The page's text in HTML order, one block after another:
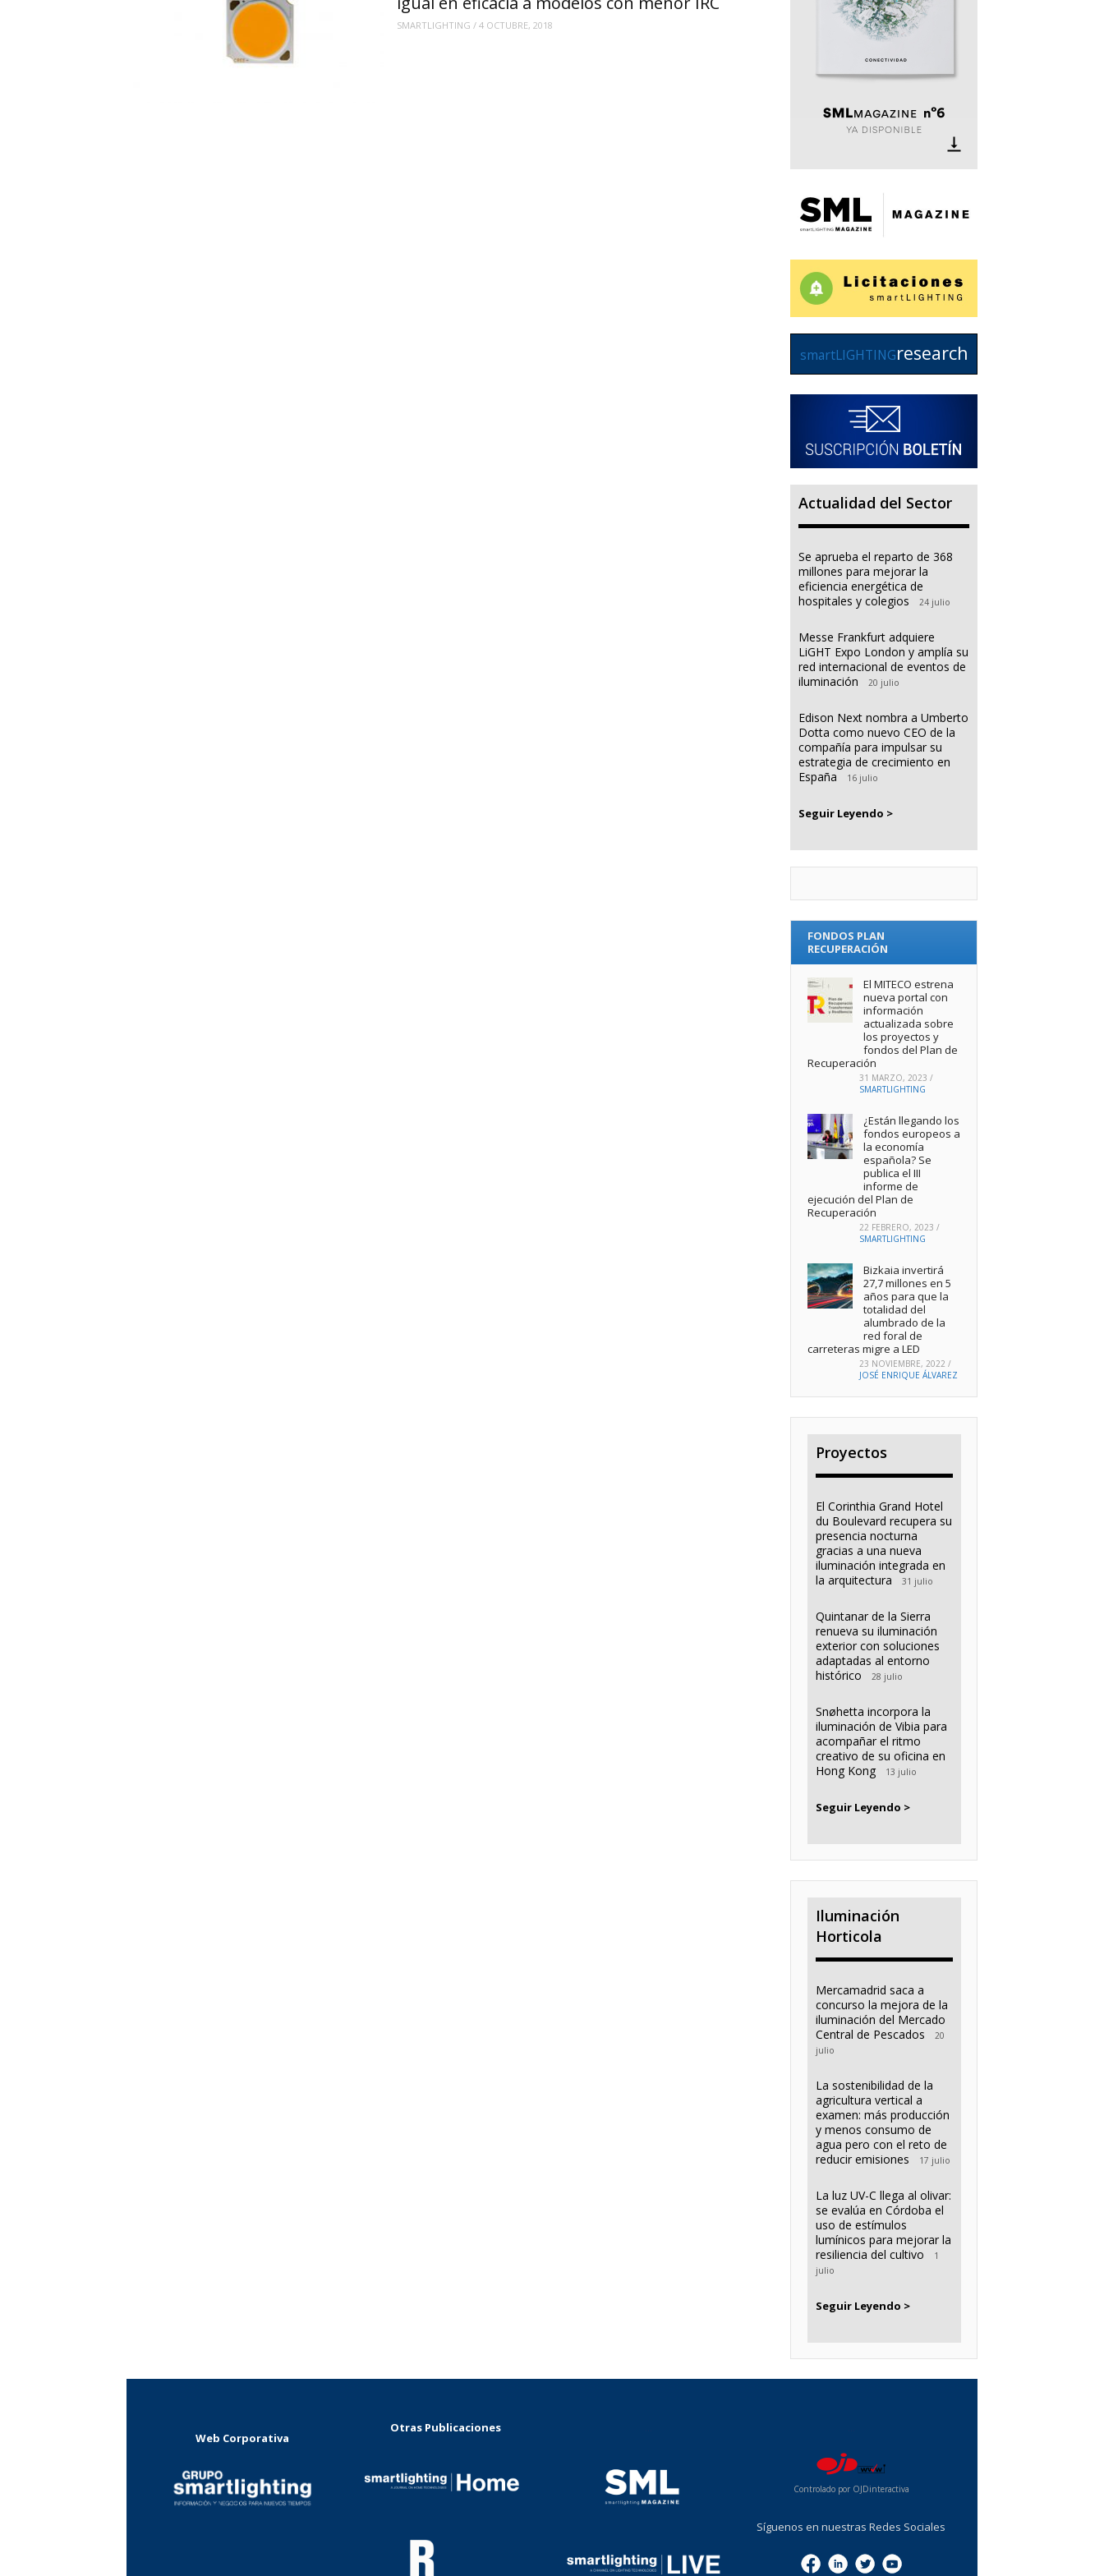
SMARTLIGHTING / 4 OCTUBRE, 2018
smartLIGHTINGresearch
Actualidad del Sector
Se aprueba el reparto de 368
millones para mejorar la
eficiencia energética de
hospitales y colegios
24 julio
Messe Frankfurt adquiere
LiGHT Expo London y amplía su
red internacional de eventos de
iluminación
20 julio
Edison Next nombra a Umberto
Dotta como nuevo CEO de la
compañía para impulsar su
estrategia de crecimiento en
España
16 julio
Seguir Leyendo >
FONDOS PLAN
RECUPERACIÓN
El MITECO estrena
nueva portal con
información
actualizada sobre
los proyectos y
fondos del Plan de
Recuperación
31 MARZO, 2023 /
SMARTLIGHTING
¿Están llegando los
fondos europeos a
la economía
española? Se
publica el III
informe de
ejecución del Plan de
Recuperación
22 FEBRERO, 2023 /
SMARTLIGHTING
Bizkaia invertirá
27,7 millones en 5
años para que la
totalidad del
alumbrado de la
red foral de
carreteras migre a LED
23 NOVIEMBRE, 2022 /
JOSÉ ENRIQUE ÁLVAREZ
Proyectos
El Corinthia Grand Hotel
du Boulevard recupera su
presencia nocturna
gracias a una nueva
iluminación integrada en
la arquitectura
31 julio
Quintanar de la Sierra
renueva su iluminación
exterior con soluciones
adaptadas al entorno
histórico
28 julio
Snøhetta incorpora la
iluminación de Vibia para
acompañar el ritmo
creativo de su oficina en
Hong Kong
13 julio
Seguir Leyendo >
Iluminación
Horticola
Mercamadrid saca a
concurso la mejora de la
iluminación del Mercado
Central de Pescados
20
julio
La sostenibilidad de la
agricultura vertical a
examen: más producción
y menos consumo de
agua pero con el reto de
reducir emisiones
17 julio
La luz UV-C llega al olivar:
se evalúa en Córdoba el
uso de estímulos
lumínicos para mejorar la
resiliencia del cultivo
1
julio
Seguir Leyendo >
Web Corporativa
Otras Publicaciones
Controlado por OJDinteractiva
Síguenos en nuestras Redes Sociales